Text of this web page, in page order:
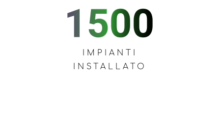
IMPIANTI
INSTALLATO